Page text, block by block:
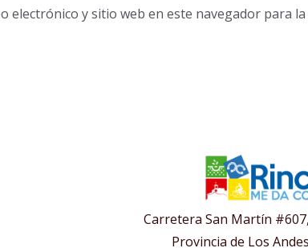
electrónico y sitio web en este navegador para
Carretera San Martín
Provincia de Los